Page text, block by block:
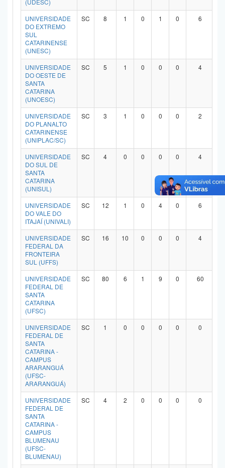
(UDESC)
UNIVERSIDADE
DO EXTREMO
SUL
CATARINENSE
(UNESC)
SC 8 1 0 1 0 6
UNIVERSIDADE
DO OESTE DE
SANTA
CATARINA
(UNOESC)
SC 5 1 0 0 0 4
UNIVERSIDADE
DO PLANALTO
CATARINENSE
(UNIPLAC/SC)
SC 3 1 0 0 0 2
UNIVERSIDADE
DO SUL DE
SANTA
CATARINA
(UNISUL)
SC 4 0 0 0 0 4
UNIVERSIDADE
DO VALE DO
ITAJAÍ (UNIVALI)
SC 12 1 0 4 0 6
UNIVERSIDADE
FEDERAL DA
FRONTEIRA
SUL (UFFS)
SC 16 10 0 0 0 4
UNIVERSIDADE
FEDERAL DE
SANTA
CATARINA
(UFSC)
SC 80 6 1 9 0 60
UNIVERSIDADE
FEDERAL DE
SANTA
CATARINA -
CAMPUS
ARARANGUÁ
(UFSC-
ARARANGUÁ)
SC 1 0 0 0 0 0
UNIVERSIDADE
FEDERAL DE
SANTA
CATARINA -
CAMPUS
BLUMENAU
(UFSC-
BLUMENAU)
SC 4 2 0 0 0 0